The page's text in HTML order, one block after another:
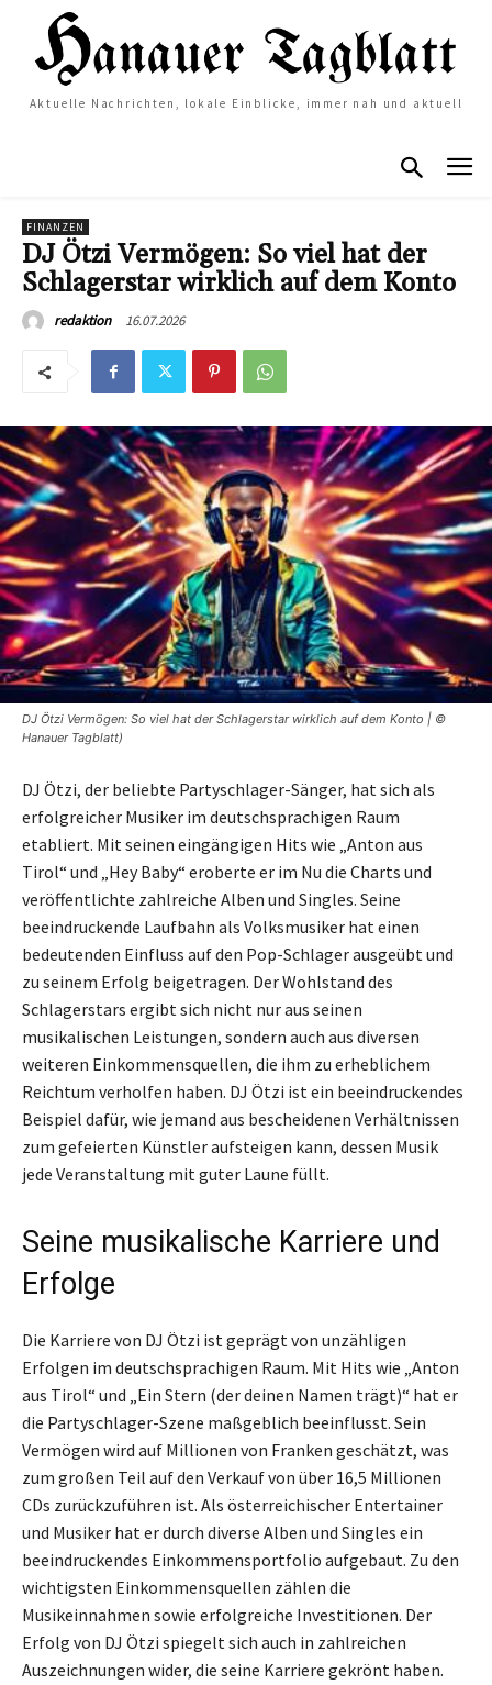
Aktuelle Nachrichten, lokale Einblicke, immer nah und aktuell
FINANZEN
DJ Ötzi Vermögen: So viel hat der
Schlagerstar wirklich auf dem Konto
redaktion 16.07.2026
DJ Ötzi Vermögen: So viel hat der Schlagerstar wirklich auf dem Konto | ©
Hanauer Tagblatt)
DJ Ötzi, der beliebte Partyschlager-Sänger, hat sich als
erfolgreicher Musiker im deutschsprachigen Raum
etabliert. Mit seinen eingängigen Hits wie „Anton aus
Tirol“ und „Hey Baby“ eroberte er im Nu die Charts und
veröffentlichte zahlreiche Alben und Singles. Seine
beeindruckende Laufbahn als Volksmusiker hat einen
bedeutenden Einfluss auf den Pop-Schlager ausgeübt und
zu seinem Erfolg beigetragen. Der Wohlstand des
Schlagerstars ergibt sich nicht nur aus seinen
musikalischen Leistungen, sondern auch aus diversen
weiteren Einkommensquellen, die ihm zu erheblichem
Reichtum verholfen haben. DJ Ötzi ist ein beeindruckendes
Beispiel dafür, wie jemand aus bescheidenen Verhältnissen
zum gefeierten Künstler aufsteigen kann, dessen Musik
jede Veranstaltung mit guter Laune füllt.
Seine musikalische Karriere und
Erfolge
Die Karriere von DJ Ötzi ist geprägt von unzähligen
Erfolgen im deutschsprachigen Raum. Mit Hits wie „Anton
aus Tirol“ und „Ein Stern (der deinen Namen trägt)“ hat er
die Partyschlager-Szene maßgeblich beeinflusst. Sein
Vermögen wird auf Millionen von Franken geschätzt, was
zum großen Teil auf den Verkauf von über 16,5 Millionen
CDs zurückzuführen ist. Als österreichischer Entertainer
und Musiker hat er durch diverse Alben und Singles ein
beeindruckendes Einkommensportfolio aufgebaut. Zu den
wichtigsten Einkommensquellen zählen die
Musikeinnahmen sowie erfolgreiche Investitionen. Der
Erfolg von DJ Ötzi spiegelt sich auch in zahlreichen
Auszeichnungen wider, die seine Karriere gekrönt haben.